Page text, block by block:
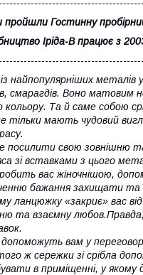
пройшли Гостинну
Іріда-В працює з
найпопулярніших металів
смарагдів. Воно матовим
кольору. Та й саме собою
тільки мають чудовий
посилити свою зовнішню
зі вставками з цього
вас жіночнішою,
бажання захищати та
ланцюжку «закриє» вас
та взаємну любов.Правда,
допоможуть вам у
ж сережки зі срібла
в приміщенні, у